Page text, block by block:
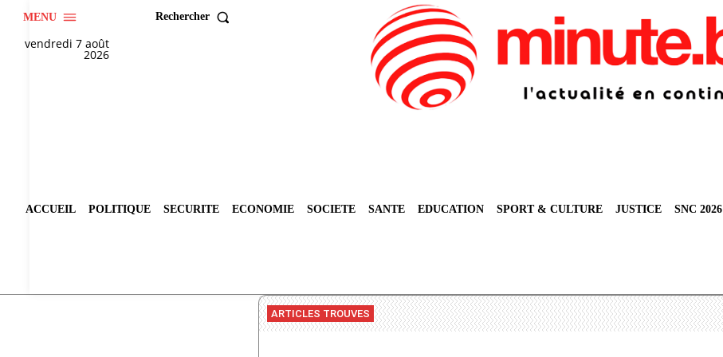
MENU Rechercher
vendredi 7 août
2026
ACCUEIL POLITIQUE SECURITE ECONOMIE SOCIETE SANTE EDUCATION SPORT & CULTURE JUSTICE SNC 2026
ARTICLES TROUVES